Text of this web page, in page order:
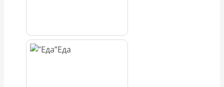
Еда